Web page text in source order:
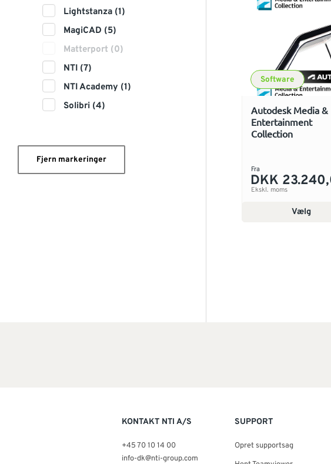
Lightstanza (1)
MagiCAD (5)
Matterport (0)
NTI (7)
NTI Academy (1)
Solibri (4)
Fjern markeringer
Software
Autodesk Media &
Entertainment
Collection
Fra
DKK
Ekskl. moms
Vælg
KONTAKT NTI A/S
+45 70 10 14 00
info-dk@nti-group.com
SUPPORT
Opret supportsag